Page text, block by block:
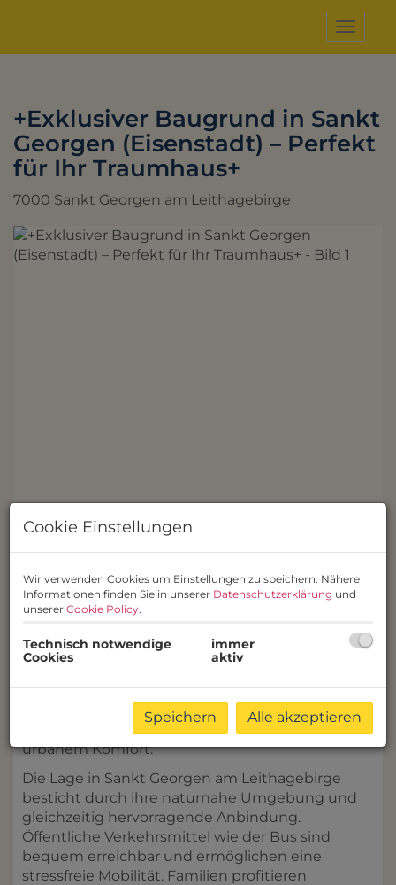
+Exklusiver Baugrund in Sankt
Georgen (Eisenstadt) – Perfekt
für Ihr Traumhaus+
7000 Sankt Georgen am Leithagebirge
Beschreibung
Sankt Georgen gilt als einer der begehrtesten
Stadtteile von Eisenstadt. Die Lage kombiniert
ländlichen Charme und Heurigenkultur mit
urbanem Komfort.
Die Lage in Sankt Georgen am Leithagebirge
besticht durch ihre naturnahe Umgebung und
gleichzeitig hervorragende Anbindung.
Öffentliche Verkehrsmittel wie der Bus sind
bequem erreichbar und ermöglichen eine
stressfreie Mobilität. Familien profitieren
Cookie Einstellungen
Wir verwenden Cookies um Einstellungen zu speichern. Nähere
Informationen finden Sie in unserer Datenschutzerklärung und
unserer Cookie Policy.
Technisch notwendige
Cookies
immer
aktiv
Speichern Alle akzeptieren